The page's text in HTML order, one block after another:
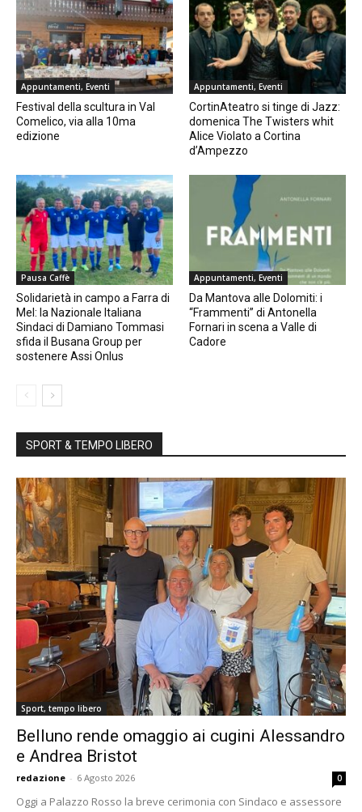
Appuntamenti, Eventi
Festival della scultura in Val
Comelico, via alla 10ma
edizione
Appuntamenti, Eventi
CortinAteatro si tinge di Jazz:
domenica The Twisters whit
Alice Violato a Cortina
d’Ampezzo
Pausa Caffè
Solidarietà in campo a Farra di
Mel: la Nazionale Italiana
Sindaci di Damiano Tommasi
sfida il Busana Group per
sostenere Assi Onlus
Appuntamenti, Eventi
Da Mantova alle Dolomiti: i
“Frammenti” di Antonella
Fornari in scena a Valle di
Cadore
SPORT & TEMPO LIBERO
Sport, tempo libero
Belluno rende omaggio ai cugini Alessandro
e Andrea Bristot
redazione - 6 Agosto 2026 0
Oggi a Palazzo Rosso la breve cerimonia con Sindaco e assessore